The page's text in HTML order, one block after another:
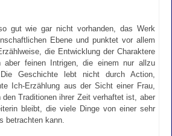
gut wie gar nicht vorhanden, das Werk
Ebene und punktet vor allem
die Entwicklung der Charaktere
aber feinen Intrigen, die einem nur allzu
Geschichte lebt nicht durch Action,
Ich-Erzählung aus der Sicht einer Frau,
Traditionen ihrer Zeit verhaftet ist, aber
bleibt, die viele Dinge von einer sehr
betrachten kann.